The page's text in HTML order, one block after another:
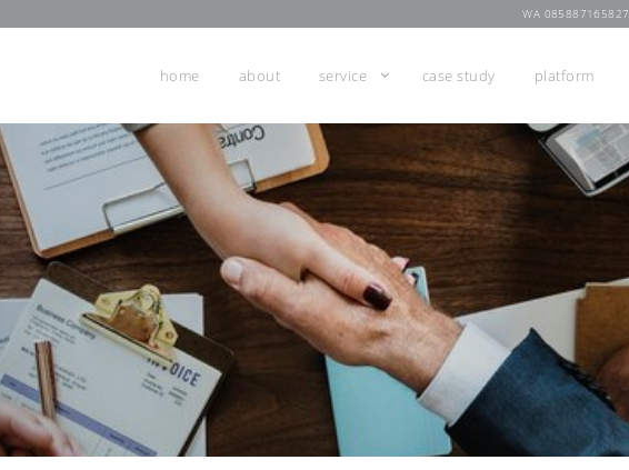
WA 085887165827
home about service case study platform